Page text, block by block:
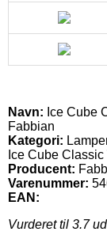
Navn: Ice Cube
Fabbian
Kategori:
Ice Cube
Producent:
Varenummer:
EAN:
Vurderet til 3.7ud